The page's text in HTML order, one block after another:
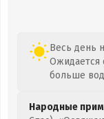
Весь день
Ожидается
больше
Народные